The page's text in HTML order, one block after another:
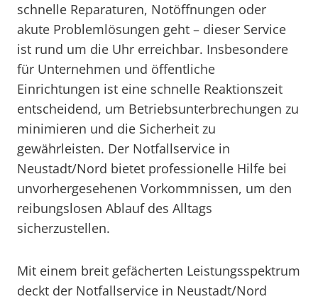
schnelle Reparaturen, Notöffnungen oder
akute Problemlösungen geht – dieser Service
ist rund um die Uhr erreichbar. Insbesondere
für Unternehmen und öffentliche
Einrichtungen ist eine schnelle Reaktionszeit
entscheidend, um Betriebsunterbrechungen zu
minimieren und die Sicherheit zu
gewährleisten. Der Notfallservice in
Neustadt/Nord bietet professionelle Hilfe bei
unvorhergesehenen Vorkommnissen, um den
reibungslosen Ablauf des Alltags
sicherzustellen.
Mit einem breit gefächerten Leistungsspektrum
deckt der Notfallservice in Neustadt/Nord